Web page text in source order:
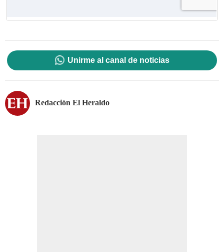
Unirme al canal de noticias
Redacción El Heraldo